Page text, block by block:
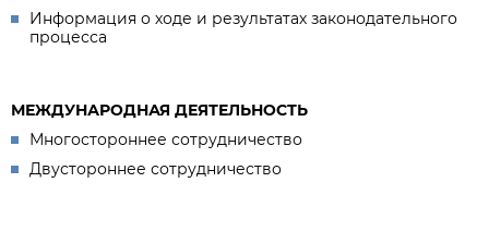
Информация о ходе и результатах законодательного
процесса
МЕЖДУНАРОДНАЯ ДЕЯТЕЛЬНОСТЬ
Многостороннее сотрудничество
Двустороннее сотрудничество